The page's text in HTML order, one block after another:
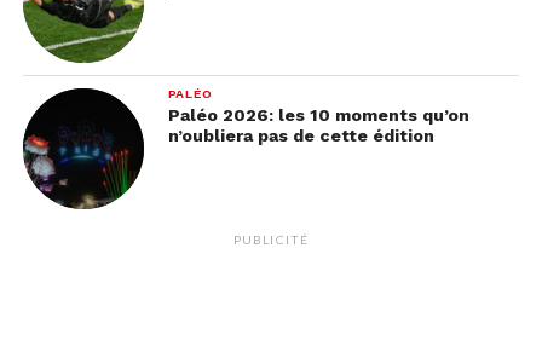
PALÉO
Paléo 2026: les 10 moments qu’on
n’oubliera pas de cette édition
PUBLICITÉ